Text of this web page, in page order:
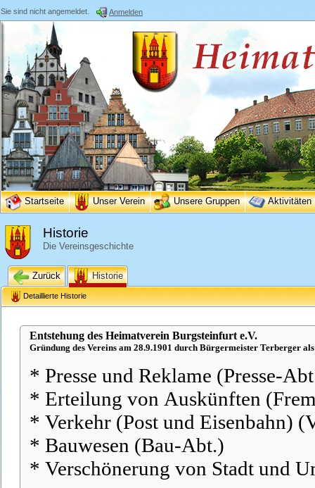
Sie sind nicht angemeldet. Anmelden
Startseite Unser Verein Unsere Gruppen Aktivitäten
Historie
Die Vereinsgeschichte
Zurück Historie
Detaillierte Historie
Entstehung des Heimatverein Burgsteinfurt e.V.
Gründung des Vereins am 28.9.1901 durch Bürgermeister Terberger
* Presse und Reklame (Presse-
* Erteilung von Auskünften
* Verkehr (Post und Eisenbahn)
* Bauwesen (Bau-Abt.)
* Verschönerung von Stadt und